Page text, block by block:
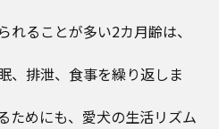
ることが多い2カ月齢は、
、排泄、食事を繰り返しま
ためにも、愛犬の生活リズム